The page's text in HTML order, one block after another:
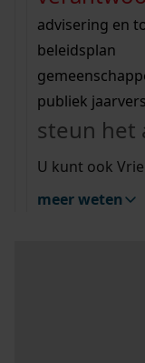
vergunningen
beeld en geluid
uitleg
Wij helpen u
bekijk alle
Wij helpen u
bekijk alle
bekijk ons
advisering en
beleidsplan
publiek
steun het
U kunt ook
meer weten
Mijn Studiezaal